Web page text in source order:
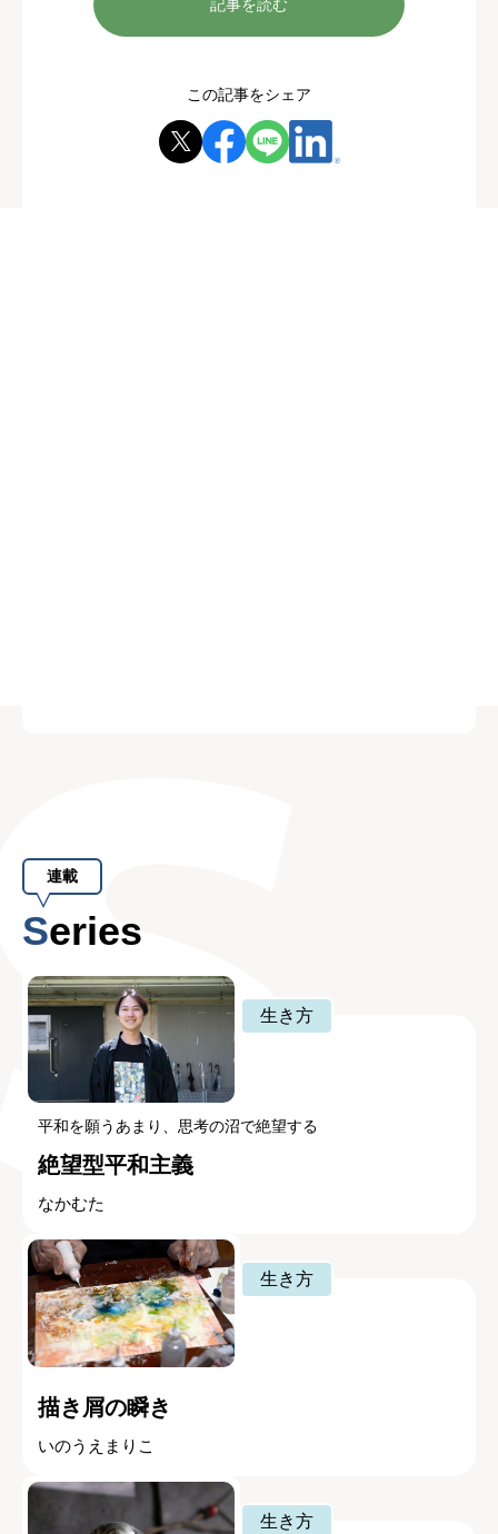
記事を読む
この記事をシェア
連載
Series
生き方
平和を願うあまり、思考の沼で絶望する
絶望型平和主義
なかむた
生き方
描き屑の瞬き
いのうえまりこ
生き方